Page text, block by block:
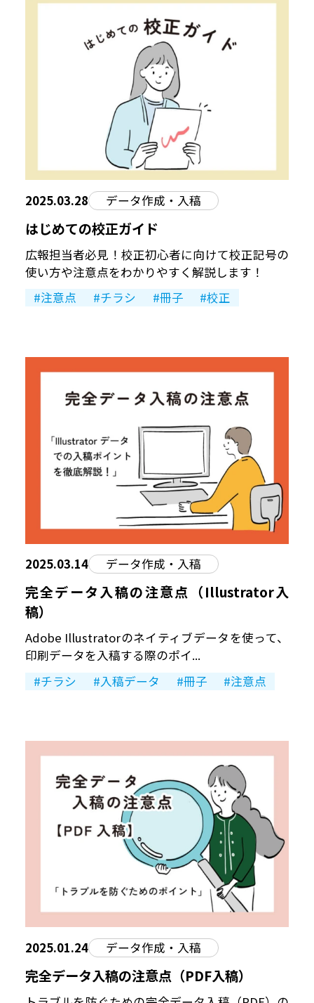
2025.03.28 データ作成・入稿
はじめての校正ガイド
広報担当者必見！校正初心者に向けて校正記号の
使い方や注意点をわかりやすく解説します！
注意点
チラシ 冊子 校正
2025.03.14 データ作成・入稿
完全データ入稿の注意点（Illustrator入
稿）
Adobe Illustratorのネイティブデータを使って、
印刷データを入稿する際のポイ...
チラシ
入稿データ 冊子 注意点
2025.01.24 データ作成・入稿
完全データ入稿の注意点（PDF入稿）